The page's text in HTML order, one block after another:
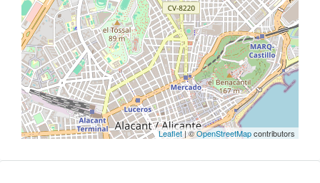
Leaflet| ©OpenStreetMapcontributors